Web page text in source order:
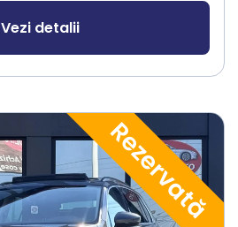
Vezi detalii
Rezervată